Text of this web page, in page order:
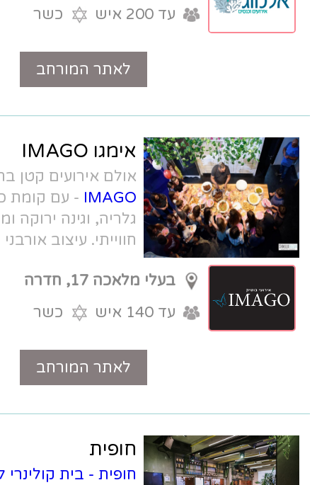
כשר
טלפון
אימגו IMAGO
אולם אירועים קטן בחדרה -אימגו
IMAGO- עם קומת כניסה מרווחת, קומת
גלריה, וגינה ירוקה ומתוקה. תפריט שף
חווייתי. עיצוב אורבני מודרני, מושלם
לאירועים קטנים.
כשר
טלפון
חופית
חופית - בית קולינרי לאירועים- מתחם